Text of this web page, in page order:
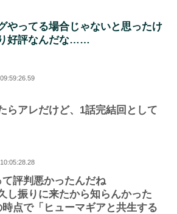
やってる場合じゃないと思ったけ
好評なんだな……
らアレだけど、1話完結回として
評判悪かったんだね
し振りに来たから知らんかった
点で「ヒューマギアと共生する